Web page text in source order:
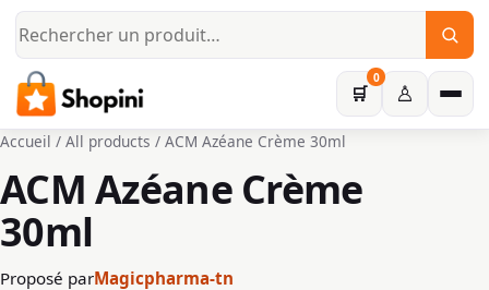
Aller au contenu principal
🛒
0
♙
Accueil / All products / ACM Azéane Crème 30ml
ACM Azéane Crème
30ml
Proposé parMagicpharma-tn